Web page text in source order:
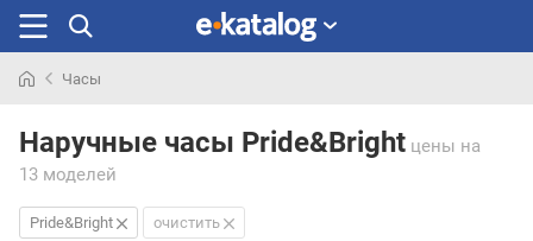
раньше
Часы
Наручные часы Pride&Bright цены на
13 моделей
Pride&Bright очистить